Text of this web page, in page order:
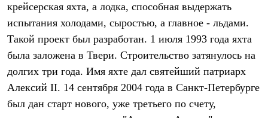
Брюки
Термобелье
Теплое термобелье
Среднее термобелье
Лёгкая одежда
Футболки
Толстовки
крейсерская яхта, а лодка, способная выдержать
испытания холодами, сыростью, а главное - льдами.
Такой проект был разработан. 1 июля 1993 года яхта
была заложена в Твери. Строительство затянулось на
долгих три года. Имя яхте дал святейший патриарх
Алексий II. 14 сентября 2004 года в Санкт-Петербурге
был дан старт нового, уже третьего по счету,